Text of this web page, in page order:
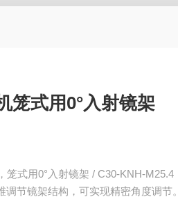
笼式用0°入射镜架
笼式用0°入射镜架 / C30-KNH-M25.4
节镜架结构，可实现精密角度调节。